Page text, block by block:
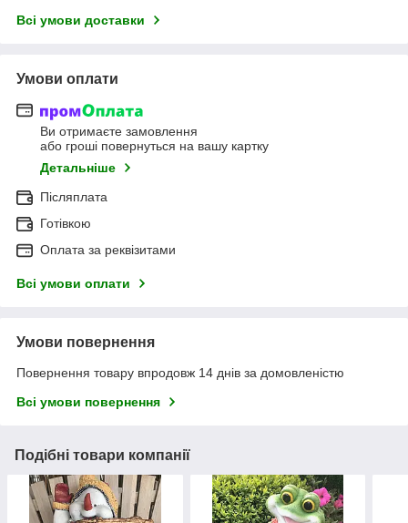
Всі умови доставки
Умови оплати
Ви отримаєте замовлення
або гроші повернуться на вашу картку
Детальніше
Післяплата
Готівкою
Оплата за реквізитами
Всі умови оплати
Умови повернення
Повернення товару впродовж 14 днів за домовленістю
Всі умови повернення
Подібні товари компанії